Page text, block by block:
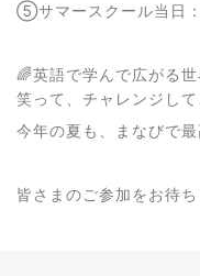
⑤サマースクール当日
🌈英語で学んで広がる世
笑って、チャレンジし
今年の夏も、まなびで
皆さまのご参加をお待